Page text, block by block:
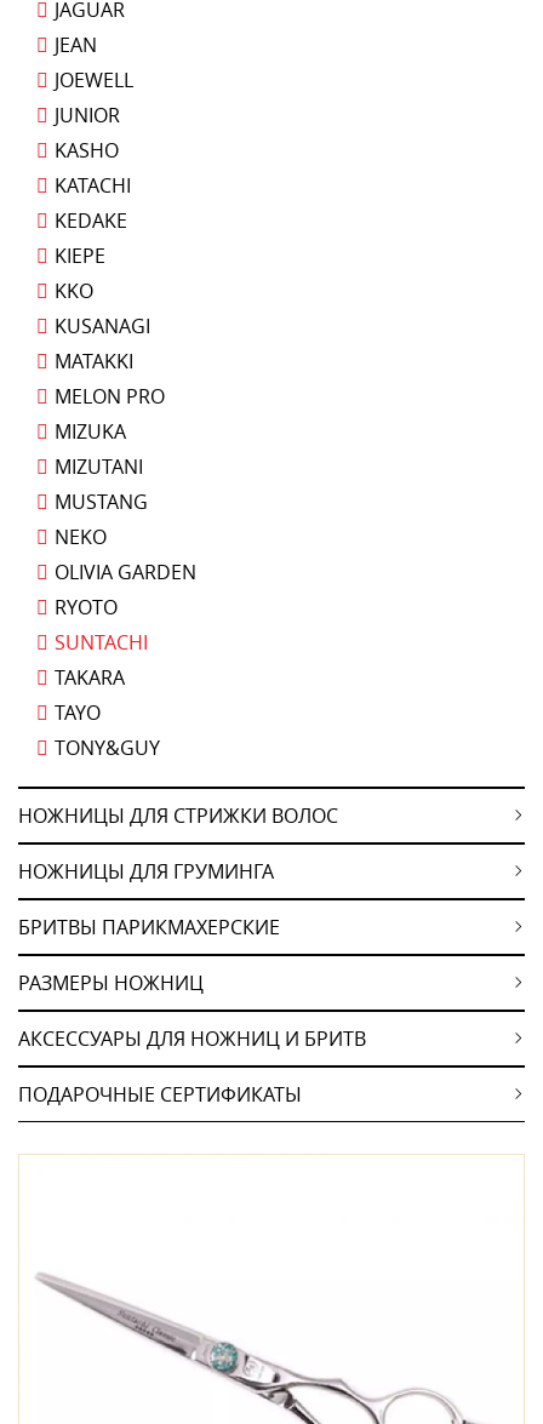
JAGUAR
JEAN
JOEWELL
JUNIOR
KASHO
KATACHI
KEDAKE
KIEPE
KKO
KUSANAGI
MATAKKI
MELON PRO
MIZUKA
MIZUTANI
MUSTANG
NEKO
OLIVIA GARDEN
RYOTO
SUNTACHI
TAKARA
TAYO
TONY&GUY
НОЖНИЦЫ ДЛЯ СТРИЖКИ ВОЛОС
НОЖНИЦЫ ДЛЯ ГРУМИНГА
БРИТВЫ ПАРИКМАХЕРСКИЕ
РАЗМЕРЫ НОЖНИЦ
АКСЕССУАРЫ ДЛЯ НОЖНИЦ И БРИТВ
ПОДАРОЧНЫЕ СЕРТИФИКАТЫ